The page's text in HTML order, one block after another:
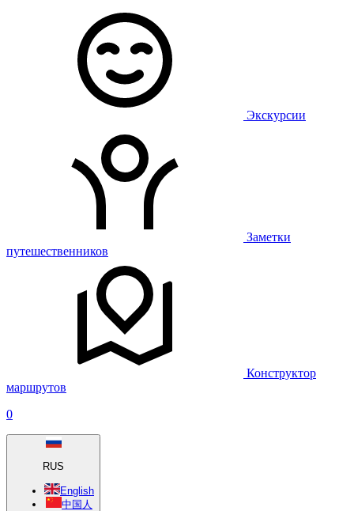
Экскурсии
Заметки
путешественников
Конструктор
маршрутов
0
RUS
English
中国人